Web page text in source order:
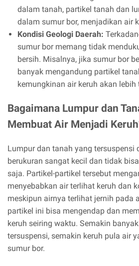
dalam tanah, partikel tanah dan
dalam sumur bor, menjadikan air
Kondisi Geologi Daerah:
sumur bor memang tidak
bersih. Misalnya, jika sumur bor
banyak mengandung partikel
kemungkinan air keruh akan lebih
Bagaimana Lumpur dan
Membuat Air Menjadi
Lumpur dan tanah yang tersuspensi
berukuran sangat kecil dan tidak
saja. Partikel-partikel tersebut
menyebabkan air terlihat keruh dan
meskipun airnya terlihat jernih pada
partikel ini bisa mengendap dan
keruh seiring waktu. Semakin
tersuspensi, semakin keruh pula air
sumur bor.